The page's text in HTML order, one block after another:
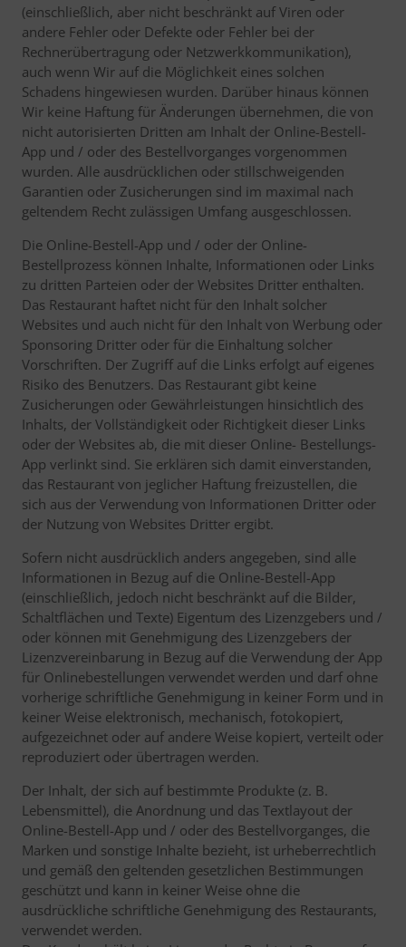
(einschließlich, aber nicht beschränkt auf Viren oder
andere Fehler oder Defekte oder Fehler bei der
Rechnerübertragung oder Netzwerkkommunikation),
auch wenn Wir auf die Möglichkeit eines solchen
Schadens hingewiesen wurden. Darüber hinaus können
Wir keine Haftung für Änderungen übernehmen, die von
nicht autorisierten Dritten am Inhalt der Online-Bestell-
App und / oder des Bestellvorganges vorgenommen
wurden. Alle ausdrücklichen oder stillschweigenden
Garantien oder Zusicherungen sind im maximal nach
geltendem Recht zulässigen Umfang ausgeschlossen.
Die Online-Bestell-App und / oder der Online-
Bestellprozess können Inhalte, Informationen oder Links
zu dritten Parteien oder der Websites Dritter enthalten.
Das Restaurant haftet nicht für den Inhalt solcher
Websites und auch nicht für den Inhalt von Werbung oder
Sponsoring Dritter oder für die Einhaltung solcher
Vorschriften. Der Zugriff auf die Links erfolgt auf eigenes
Risiko des Benutzers. Das Restaurant gibt keine
Zusicherungen oder Gewährleistungen hinsichtlich des
Inhalts, der Vollständigkeit oder Richtigkeit dieser Links
oder der Websites ab, die mit dieser Online- Bestellungs-
App verlinkt sind. Sie erklären sich damit einverstanden,
das Restaurant von jeglicher Haftung freizustellen, die
sich aus der Verwendung von Informationen Dritter oder
der Nutzung von Websites Dritter ergibt.
Sofern nicht ausdrücklich anders angegeben, sind alle
Informationen in Bezug auf die Online-Bestell-App
(einschließlich, jedoch nicht beschränkt auf die Bilder,
Schaltflächen und Texte) Eigentum des Lizenzgebers und /
oder können mit Genehmigung des Lizenzgebers der
Lizenzvereinbarung in Bezug auf die Verwendung der App
für Onlinebestellungen verwendet werden und darf ohne
vorherige schriftliche Genehmigung in keiner Form und in
keiner Weise elektronisch, mechanisch, fotokopiert,
aufgezeichnet oder auf andere Weise kopiert, verteilt oder
reproduziert oder übertragen werden.
Der Inhalt, der sich auf bestimmte Produkte (z. B.
Lebensmittel), die Anordnung und das Textlayout der
Online-Bestell-App und / oder des Bestellvorganges, die
Marken und sonstige Inhalte bezieht, ist urheberrechtlich
und gemäß den geltenden gesetzlichen Bestimmungen
geschützt und kann in keiner Weise ohne die
ausdrückliche schriftliche Genehmigung des Restaurants,
verwendet werden.